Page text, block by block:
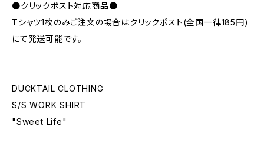
●クリックポスト対応商品●
Tシャツ1枚のみご注文の場合はクリックポスト(全国一律185円)
にて発送可能です。
DUCKTAIL CLOTHING
S/S WORK SHIRT
"Sweet Life"